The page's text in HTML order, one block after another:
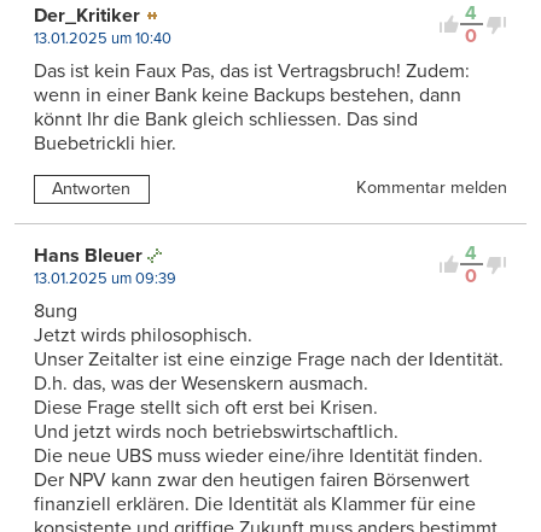
4
0
Der_Kritiker
13.01.2025 um 10:40
Das ist kein Faux Pas, das ist Vertragsbruch! Zudem:
wenn in einer Bank keine Backups bestehen, dann
könnt Ihr die Bank gleich schliessen. Das sind
Buebetrickli hier.
Antworten Kommentar melden
4
0
Hans Bleuer
13.01.2025 um 09:39
8ung
Jetzt wirds philosophisch.
Unser Zeitalter ist eine einzige Frage nach der Identität.
D.h. das, was der Wesenskern ausmach.
Diese Frage stellt sich oft erst bei Krisen.
Und jetzt wirds noch betriebswirtschaftlich.
Die neue UBS muss wieder eine/ihre Identität finden.
Der NPV kann zwar den heutigen fairen Börsenwert
finanziell erklären. Die Identität als Klammer für eine